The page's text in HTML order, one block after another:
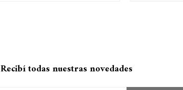
Recibí todas nuestras novedades